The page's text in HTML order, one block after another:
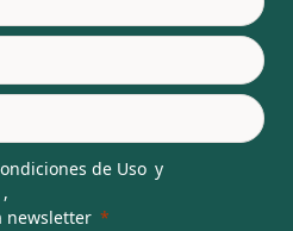
de Uso y
,
newsletter